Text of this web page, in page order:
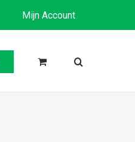
Mijn Account